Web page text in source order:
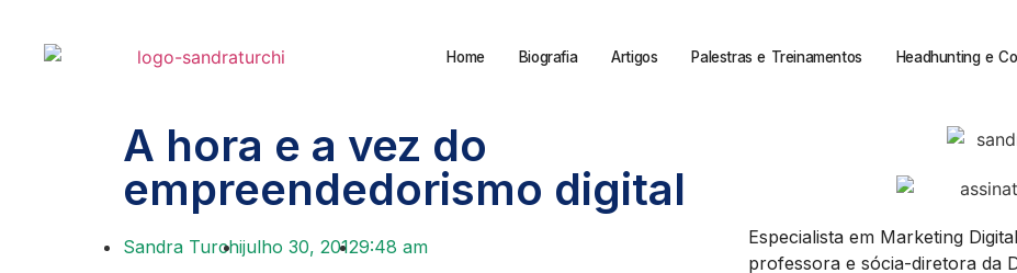
Home Biografia Artigos Palestras e Treinamentos Headhunting e
A hora e a vez do
empreendedorismo digital
Sandra Turchijulho 30, 20129:48 am
Especialista em Marketing
professora e sócia-diretora da